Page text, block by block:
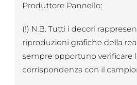
Produttore Pannello:
(!) N.B. Tutti i decori
riproduzioni grafiche della
sempre opportuno verificare
corrispondenza con il